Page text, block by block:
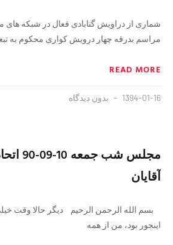
شمارى از دراویش گنابادى فعال در شبکه هاى
مراسم بدرقه چهار درویش کوارى محکوم به
READ MORE
1394-01-16 بدون دیدگاه
مجلس
آقایان
بسم الله الرحمن الرحیم دیگر حالا وقت
اینجور بود، من از همه